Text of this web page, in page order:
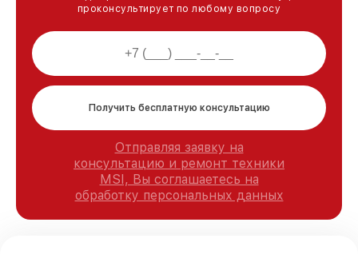
проконсультирует по любому вопросу
Получить бесплатную консультацию
Отправляя заявку на
консультацию и ремонт техники
MSI, Вы соглашаетесь на
обработку персональных данных